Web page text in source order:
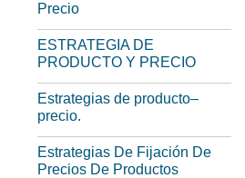
Precio
ESTRATEGIA DE
PRODUCTO Y PRECIO
Estrategias de producto–
precio.
Estrategias De Fijación De
Precios De Productos